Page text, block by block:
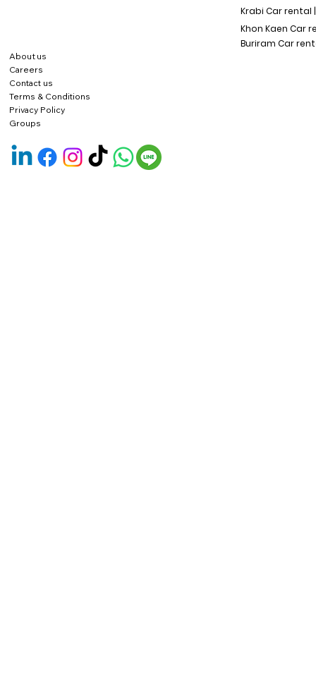
About us
Careers
Contact us
Terms & Conditions
Privacy Policy
Krabi Car rental |
Khon Kaen Car
Buriram Car
Groups